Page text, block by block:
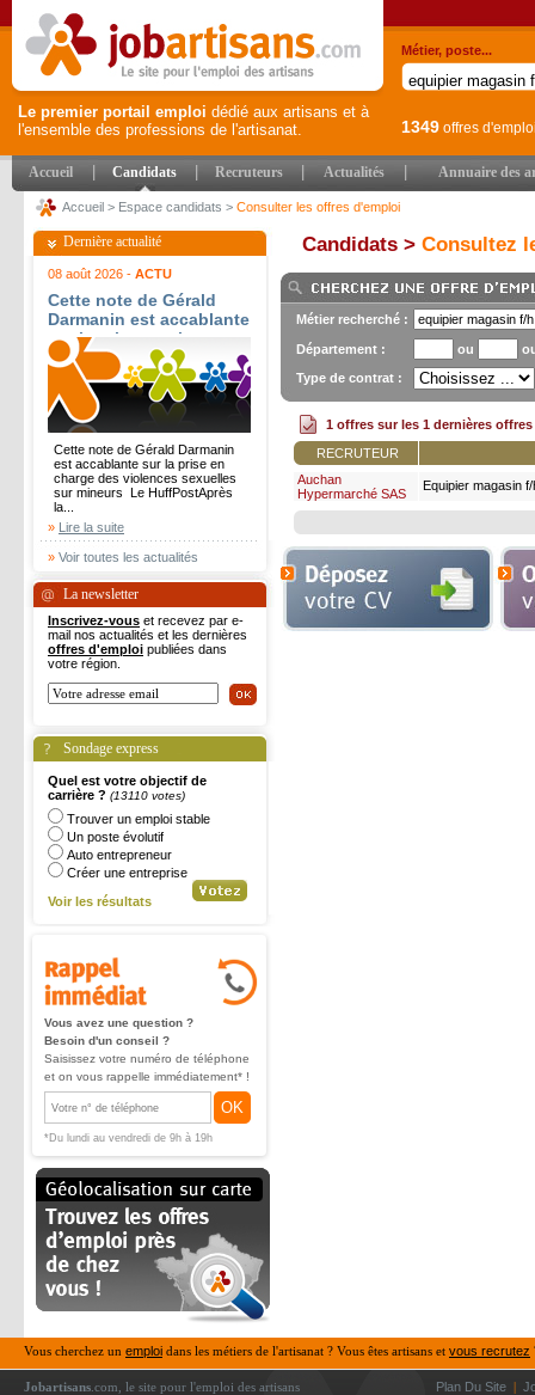
Le premier portail emploi dédié aux artisans et à
l'ensemble des professions de l'artisanat.
Métier, poste...
1349 offres
Accueil Candidats Recruteurs Actualités Annuaire des
Accueil > Espace candidats > Consulter les offres d'emploi
Dernière actualité
08 août 2026 - ACTU
Cette note de Gérald
Darmanin est accablante
sur la prise en charge
des violences sexuelles
sur mineurs - Le
HuffPost
Cette note de Gérald Darmanin
est accablante sur la prise en
charge des violences sexuelles
sur mineurs Le HuffPostAprès
la...
» Lire la suite
» Voir toutes les actualités
La newsletter
Inscrivez-vous et recevez par e-
mail nos actualités et les dernières
offres d'emploi publiées dans
votre région.
Sondage express
Quel est votre objectif de
carrière ? (13110 votes)
Trouver un emploi stable
Un poste évolutif
Auto entrepreneur
Créer une entreprise
Voir les résultats
Vous avez une question ?
Besoin d'un conseil ?
Saisissez votre numéro de téléphone
et on vous rappelle immédiatement* !
OK
*Du lundi au vendredi de 9h à 19h
Candidats > Consultez
Métier recherché :
Département : ou
Type de contrat :
1 offres sur les 1 dernières offres
RECRUTEUR
Auchan
Hypermarché SAS
Equipier magasin
Vous cherchez un emploi dans les métiers de l'artisanat ? Vous êtes artisans et vous recrutez
Jobartisans .com, le site pour l'emploi des artisans Plan Du Site |